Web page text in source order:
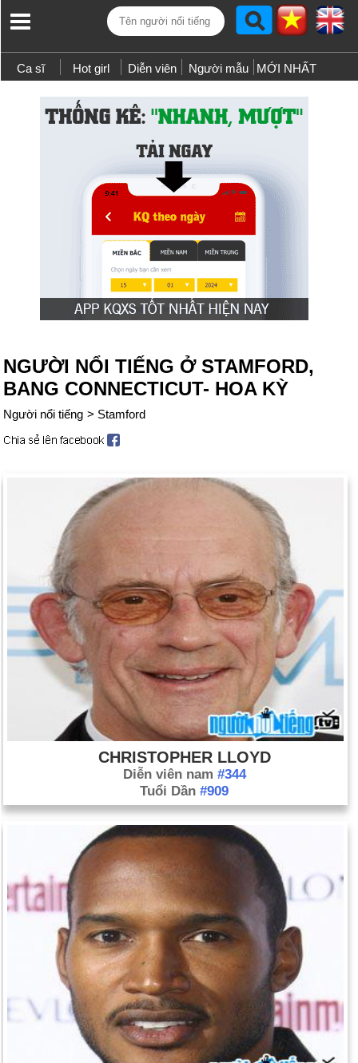
Ca sĩ Hot girl Diễn viên Người mẫu MỚI NHẤT
NGƯỜI NỔI TIẾNG Ở STAMFORD,
BANG CONNECTICUT- HOA KỲ
Người nổi tiếng > Stamford
CHRISTOPHER LLOYD
Diễn viên nam #344
Tuổi Dần #909